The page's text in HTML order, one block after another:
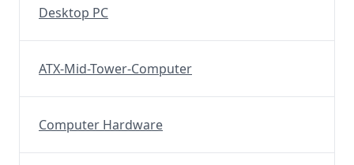
Desktop PC
ATX-Mid-Tower-Computer
Computer Hardware